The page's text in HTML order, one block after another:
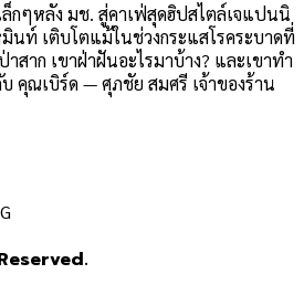
กๆหลัง มช. สู่คาเฟ่สุดฮิปสไตล์เจแปนนิ
ท์ เติบโตแม้ในช่วงกระแสโรคระบาดที่
สาก เขาฝ่าฝันอะไรมาบ้าง? และเขาทำ
คุณเบิร์ด — ศุภชัย สมศรี เจ้าของร้าน